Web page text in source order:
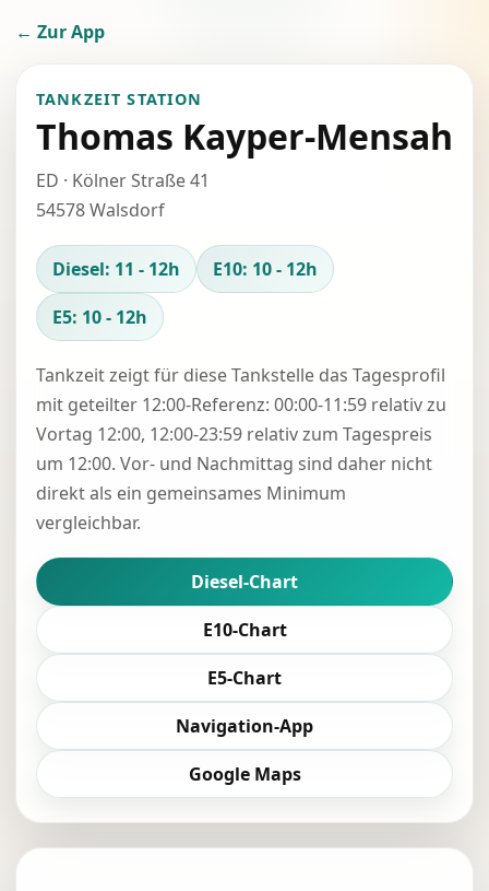
← Zur App
TANKZEIT STATION
Thomas Kayper-Mensah
ED · Kölner Straße 41
54578 Walsdorf
Diesel: 11 - 12h
E10: 10 - 12h
E5: 10 - 12h
Tankzeit zeigt für diese Tankstelle das Tagesprofil
mit geteilter 12:00-Referenz: 00:00-11:59 relativ zu
Vortag 12:00, 12:00-23:59 relativ zum Tagespreis
um 12:00. Vor- und Nachmittag sind daher nicht
direkt als ein gemeinsames Minimum
vergleichbar.
Diesel-Chart
E10-Chart
E5-Chart
Navigation-App
Google Maps